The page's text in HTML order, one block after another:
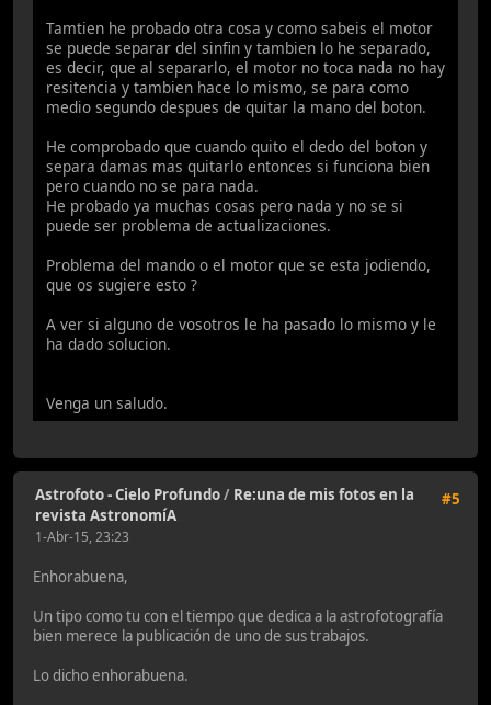
Tamtien he probado otra cosa y como sabeis el motor
se puede separar del sinfin y tambien lo he separado,
es decir, que al separarlo, el motor no toca nada no hay
resitencia y tambien hace lo mismo, se para como
medio segundo despues de quitar la mano del boton.
He comprobado que cuando quito el dedo del boton y
separa damas mas quitarlo entonces si funciona bien
pero cuando no se para nada.
He probado ya muchas cosas pero nada y no se si
puede ser problema de actualizaciones.
Problema del mando o el motor que se esta jodiendo,
que os sugiere esto ?
A ver si alguno de vosotros le ha pasado lo mismo y le
ha dado solucion.
Venga un saludo.
#5
Astrofoto - Cielo Profundo/ Re:una de mis fotos en la
revista AstronomíA
1-Abr-15, 23:23
Enhorabuena,
Un tipo como tu con el tiempo que dedica a la astrofotografía
bien merece la publicación de uno de sus trabajos.
Lo dicho enhorabuena.